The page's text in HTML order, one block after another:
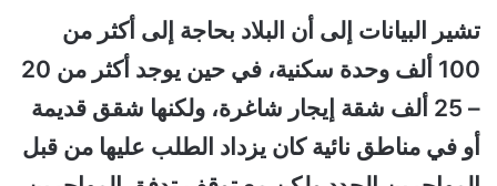
تشير البيانات إلى أن البلاد بحاجة إلى أكثر من
100 ألف وحدة سكنية، في حين يوجد أكثر من 20
– 25 ألف شقة إيجار شاغرة، ولكنها شقق قديمة
أو في مناطق نائية كان يزداد الطلب عليها من قبل